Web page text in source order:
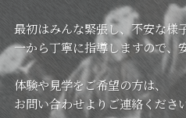
最初はみんな緊張し、不安な様
一から丁寧に指導しますので、
体験や見学をご希望の方は、
お問い合わせよりご連絡ください